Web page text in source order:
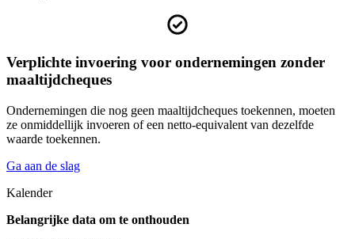
Verplichte invoering voor ondernemingen zonder
maaltijdcheques
Ondernemingen die nog geen maaltijdcheques toekennen, moeten
ze onmiddellijk invoeren of een netto-equivalent van dezelfde
waarde toekennen.
Ga aan de slag
Kalender
Belangrijke data om te onthouden